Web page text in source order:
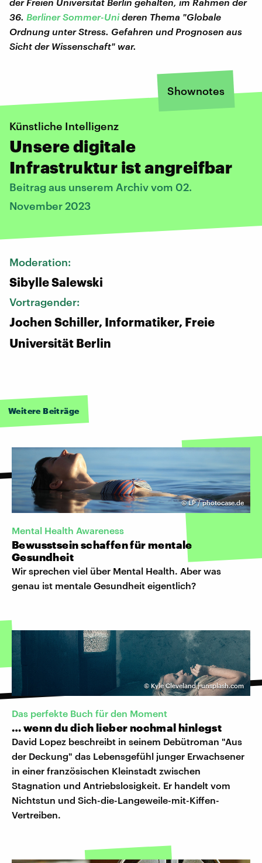
36. Berliner Sommer-Unideren Thema "Globale
Ordnung unter Stress. Gefahren und Prognosen aus
Sicht der Wissenschaft" war.
Shownotes
Künstliche Intelligenz
Unsere digitale
Infrastruktur ist angreifbar
Beitrag aus unserem Archiv vom 02.
November 2023
Moderation:
Sibylle Salewski
Vortragender:
Jochen Schiller, Informatiker, Freie
Universität Berlin
Weitere Beiträge
©LP / photocase.de
Mental Health Awareness
Bewusstsein schaffen für mentale
Gesundheit
Wir sprechen viel über Mental Health. Aber was
genau ist mentale Gesundheit eigentlich?
© Kyle Cleveland | unsplash.com
Das perfekte Buch für den Moment
… wenn du dich lieber nochmal hinlegst
David Lopez beschreibt in seinem Debütroman "Aus
der Deckung" das Lebensgefühl junger Erwachsener
in einer französischen Kleinstadt zwischen
Stagnation und Antriebslosigkeit. Er handelt vom
Nichtstun und Sich-die-Langeweile-mit-Kiffen-
Vertreiben.